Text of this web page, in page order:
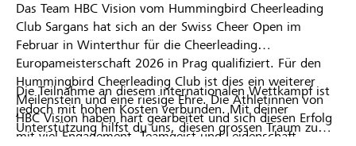
Das Team HBC Vision vom Hummingbird Cheerleading
Club Sargans hat sich an der Swiss Cheer Open im
Februar in Winterthur für die Cheerleading
Europameisterschaft 2026 in Prag qualifiziert. Für den
Hummingbird Cheerleading Club ist dies ein weiterer
Meilenstein und eine riesige Ehre. Die Athletinnen von
HBC Vision haben hart gearbeitet und sich diesen Erfolg
mit viel Engagement, Teamgeist und Leidenschaft
Die Teilnahme an diesem internationalen Wettkampf ist
jedoch mit hohen Kosten verbunden. Mit deiner
Unterstützung hilfst du uns, diesen grossen Traum zu